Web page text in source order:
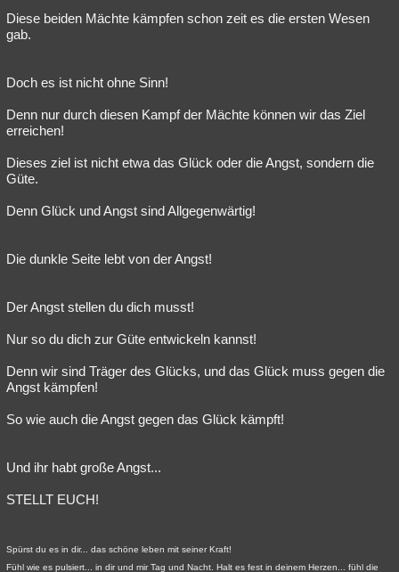
Diese beiden Mächte kämpfen schon zeit es die ersten Wesen
gab.
Doch es ist nicht ohne Sinn!
Denn nur durch diesen Kampf der Mächte können wir das Ziel
erreichen!
Dieses ziel ist nicht etwa das Glück oder die Angst, sondern die
Güte.
Denn Glück und Angst sind Allgegenwärtig!
Die dunkle Seite lebt von der Angst!
Der Angst stellen du dich musst!
Nur so du dich zur Güte entwickeln kannst!
Denn wir sind Träger des Glücks, und das Glück muss gegen die
Angst kämpfen!
So wie auch die Angst gegen das Glück kämpft!
Und ihr habt große Angst...
STELLT EUCH!
Spürst du es in dir... das schöne leben mit seiner Kraft!
Fühl wie es pulsiert... in dir und mir Tag und Nacht. Halt es fest in deinem Herzen... fühl die